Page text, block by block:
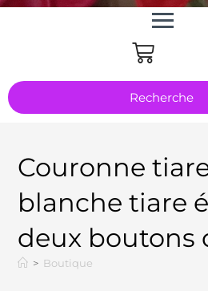
Couronne
blanche tiare
deux boutons
> Boutique